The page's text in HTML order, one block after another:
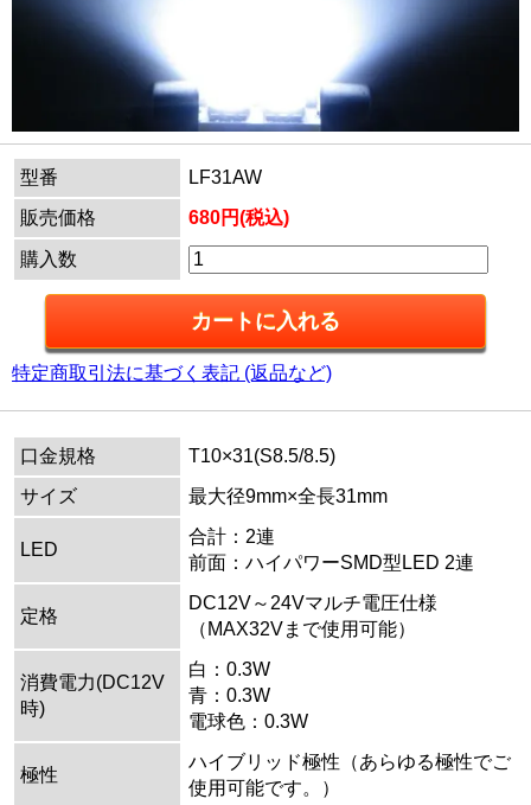
型番
LF31AW
販売価格
680円(税込)
購入数
特定商取引法に基づく表記 (返品など)
口金規格
T10×31(S8.5/8.5)
サイズ
最大径9mm×全長31mm
LED
合計：2連
前面：ハイパワーSMD型LED 2連
定格
DC12V～24Vマルチ電圧仕様
（MAX32Vまで使用可能）
消費電力(DC12V
時)
白：0.3W
青：0.3W
電球色：0.3W
極性
ハイブリッド極性（あらゆる極性でご
使用可能です。）